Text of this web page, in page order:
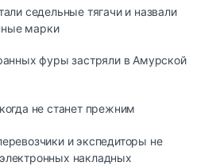
седельные тягачи и назвали
марки
фуры застряли в Амурской
не станет прежним
и экспедиторы не
накладных